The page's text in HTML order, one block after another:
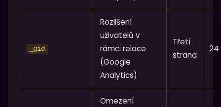
_gid
Rozlišení
uživatelů v
rámci relace
(Google
Analytics)
Třetí
strana
24
Omezení